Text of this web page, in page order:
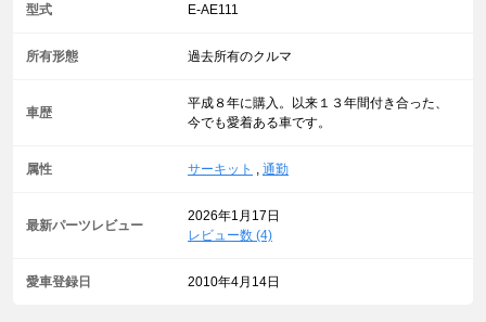
型式 E-AE111
所有形態 過去所有のクルマ
車歴
平成８年に購入。以来１３年間付き合った、
今でも愛着ある車です。
属性 サーキット 通勤
最新パーツレビュー
2026年1月17日
レビュー数 (4)
愛車登録日 2010年4月14日